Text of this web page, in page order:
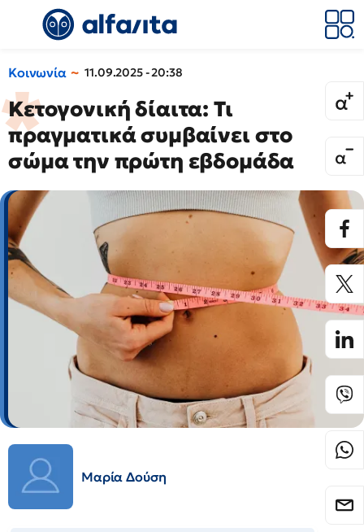
Κοινωνία 11.09.2025 - 20:38
Κετογονική δίαιτα: Τι
πραγματικά συμβαίνει στο
σώμα την πρώτη εβδομάδα
Μαρία Δούση